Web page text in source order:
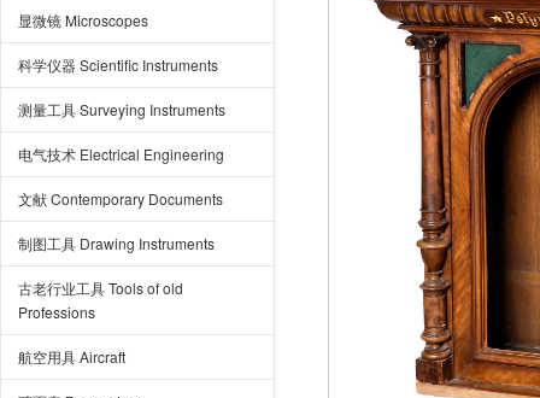
显微镜 Microscopes
科学仪器 Scientific Instruments
测量工具 Surveying Instruments
电气技术 Electrical Engineering
文献 Contemporary Documents
制图工具 Drawing Instruments
古老行业工具 Tools of old
Professions
航空用具 Aircraft